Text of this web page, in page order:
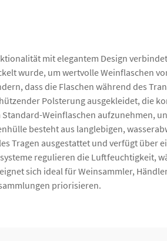
mit elegantem Design
wurde, um wertvolle Weinflaschen
dass die Flaschen während des
Polsterung ausgekleidet, die
Weinflaschen aufzunehmen,
besteht aus langlebigen,
Tragen ausgestattet und verfügt über
regulieren die Luftfeuchtigkeit,
sich ideal für Weinsammler,
priorisieren.